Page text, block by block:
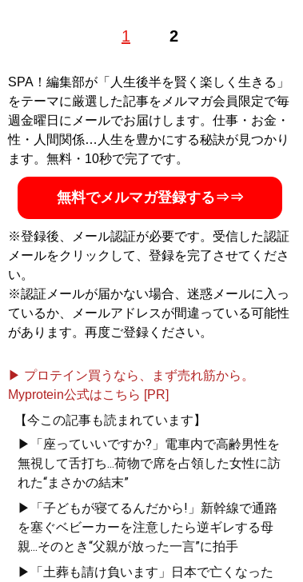
1 2
SPA！編集部が「人生後半を賢く楽しく生きる」
をテーマに厳選した記事をメルマガ会員限定で毎
週金曜日にメールでお届けします。仕事・お金・
性・人間関係…人生を豊かにする秘訣が見つかり
ます。無料・10秒で完了です。
無料でメルマガ登録する⇒⇒
※登録後、メール認証が必要です。受信した認証
メールをクリックして、登録を完了させてくださ
い。
※認証メールが届かない場合、迷惑メールに入っ
ているか、メールアドレスが間違っている可能性
があります。再度ご登録ください。
▶ プロテイン買うなら、まず売れ筋から。
Myprotein公式はこちら [PR]
【今この記事も読まれています】
▶「座っていいですか?」電車内で高齢男性を
無視して舌打ち...荷物で席を占領した女性に訪
れた“まさかの結末”
▶「子どもが寝てるんだから!」新幹線で通路
を塞ぐベビーカーを注意したら逆ギレする母
親...そのとき“父親が放った一言”に拍手
▶「土葬も請け負います」日本で亡くなった